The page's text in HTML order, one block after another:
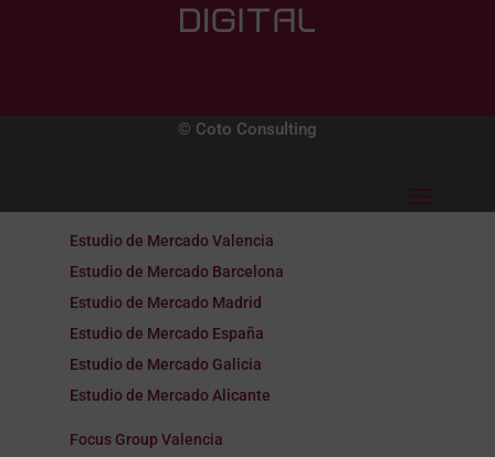
© Coto Consulting
Estudio de Mercado Valencia
Estudio de Mercado Barcelona
Estudio de Mercado Madrid
Estudio de Mercado España
Estudio de Mercado Galicia
Estudio de Mercado Alicante
Focus Group Valencia